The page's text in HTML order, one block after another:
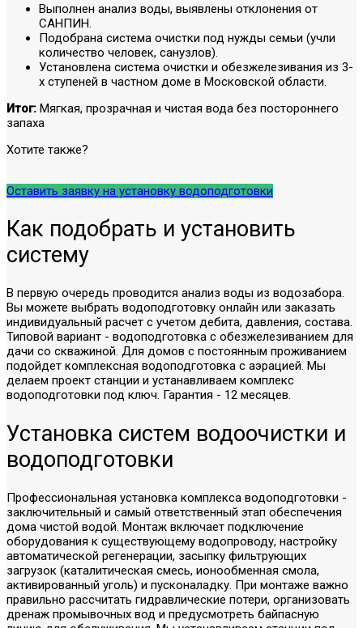
Выполнен анализ воды, выявлены отклонения от
САНПИН.
Подобрана система очистки под нужды семьи (учли
количество человек, санузлов).
Установлена система очистки и обезжелезивания из 3-
х ступеней в частном доме в Московской области.
Итог: Мягкая, прозрачная и чистая вода без постороннего
запаха
Хотите также?
Оставить заявку на установку водоподготовки
Как подобрать и установить
систему
В первую очередь проводится анализ воды из водозабора.
Вы можете выбрать водоподготовку онлайн или заказать
индивидуальный расчет с учетом дебита, давления, состава.
Типовой вариант - водоподготовка с обезжелезиванием для
дачи со скважиной. Для домов с постоянным проживанием
подойдет комплексная водоподготовка с аэрацией. Мы
делаем проект станции и устанавливаем комплекс
водоподготовки под ключ. Гарантия - 12 месяцев.
Установка систем водоочистки и
водоподготовки
Профессиональная установка комплекса водоподготовки -
заключительный и самый ответственный этап обеспечения
дома чистой водой. Монтаж включает подключение
оборудования к существующему водопроводу, настройку
автоматической регенерации, засыпку фильтрующих
загрузок (каталитическая смесь, ионообменная смола,
активированный уголь) и пусконаладку. При монтаже важно
правильно рассчитать гидравлические потери, организовать
дренаж промывочных вод и предусмотреть байпасную